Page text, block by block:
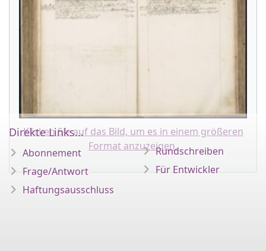
Klicken Sie auf das Bild, um es in einem größeren
Format anzuzeigen.
Direkte Links...
Abonnement
Frage/Antwort
Haftungsausschluss
Rundschreiben
Für Entwickler